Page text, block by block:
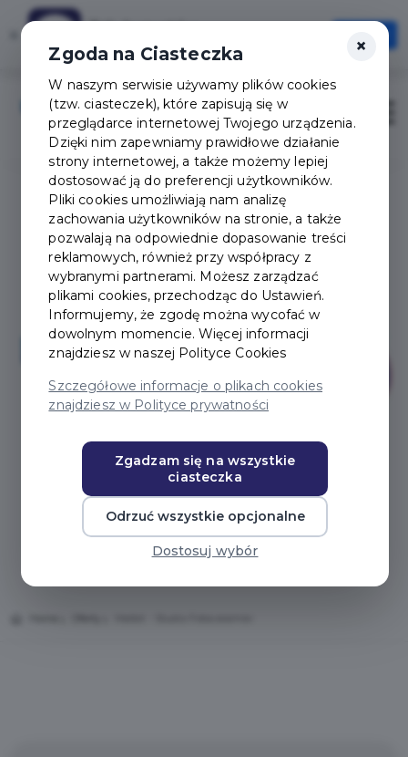
Szybciej, wygodniej, zawsze pod ręką
Otwórz
Zaloguj
×
Zgoda na Ciasteczka
W naszym serwisie używamy plików cookies
(tzw. ciasteczek), które zapisują się w
przeglądarce internetowej Twojego urządzenia.
Dzięki nim zapewniamy prawidłowe działanie
strony internetowej, a także możemy lepiej
dostosować ją do preferencji użytkowników.
Pliki cookies umożliwiają nam analizę
zachowania użytkowników na stronie, a także
pozwalają na odpowiednie dopasowanie treści
reklamowych, również przy współpracy z
wybranymi partnerami. Możesz zarządzać
plikami cookies, przechodząc do Ustawień.
Informujemy, że zgodę można wycofać w
dowolnym momencie. Więcej informacji
znajdziesz w naszej Polityce Cookies
Szczegółowe informacje o plikach cookies
znajdziesz w Polityce prywatności
Zgadzam się na wszystkie
ciasteczka
Odrzuć wszystkie opcjonalne
Dostosuj wybór